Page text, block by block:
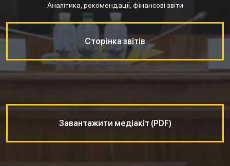
Аналітика, рекомендації, фінансові звіти
Сторінка звітів
Завантажити медіакіт (PDF)